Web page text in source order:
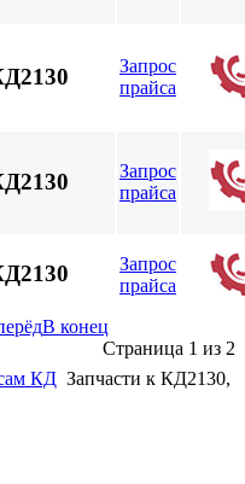
Запрос
прайса
Запрос
прайса
Запрос
прайса
В конец
Страница 1 из 2
КД Запчасти к КД2130,